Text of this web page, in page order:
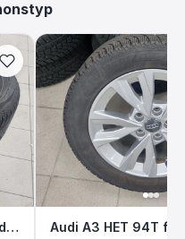
bredvid datorn
Seat LJD51S 16" friktion bredvid datorn Audi A3 HET
Audi A3 HET 94T